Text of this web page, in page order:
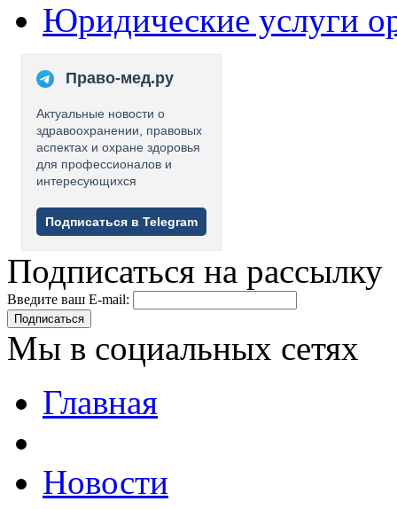
Юридические услуги
Право-мед.ру
Актуальные новости о
здравоохранении, правовых
аспектах и охране здоровья
для профессионалов и
интересующихся
Подписаться в Telegram
Подписаться на рассылку
Введите ваш E-mail:
Подписаться
Мы в социальных сетях
Главная
Новости